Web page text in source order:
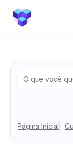
Página Inicial